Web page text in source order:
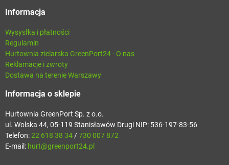
Informacja
Wysysłka i płatności
Regulamin
Hurtownia zielarska GreenPort24 - O nas
Reklamacje i zwroty
Dostawa na terenie Warszawy
Informacja o sklepie
Hurtownia GreenPort Sp. z o.o.
ul. Wolska 44, 05-119 Stanisławów Drugi NIP: 536-197-83-56
Telefon:22 618 38 34 /730 007 872
E-mail: hurt@greenport24.pl